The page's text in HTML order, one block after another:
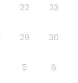
22 23
29 30
5 6